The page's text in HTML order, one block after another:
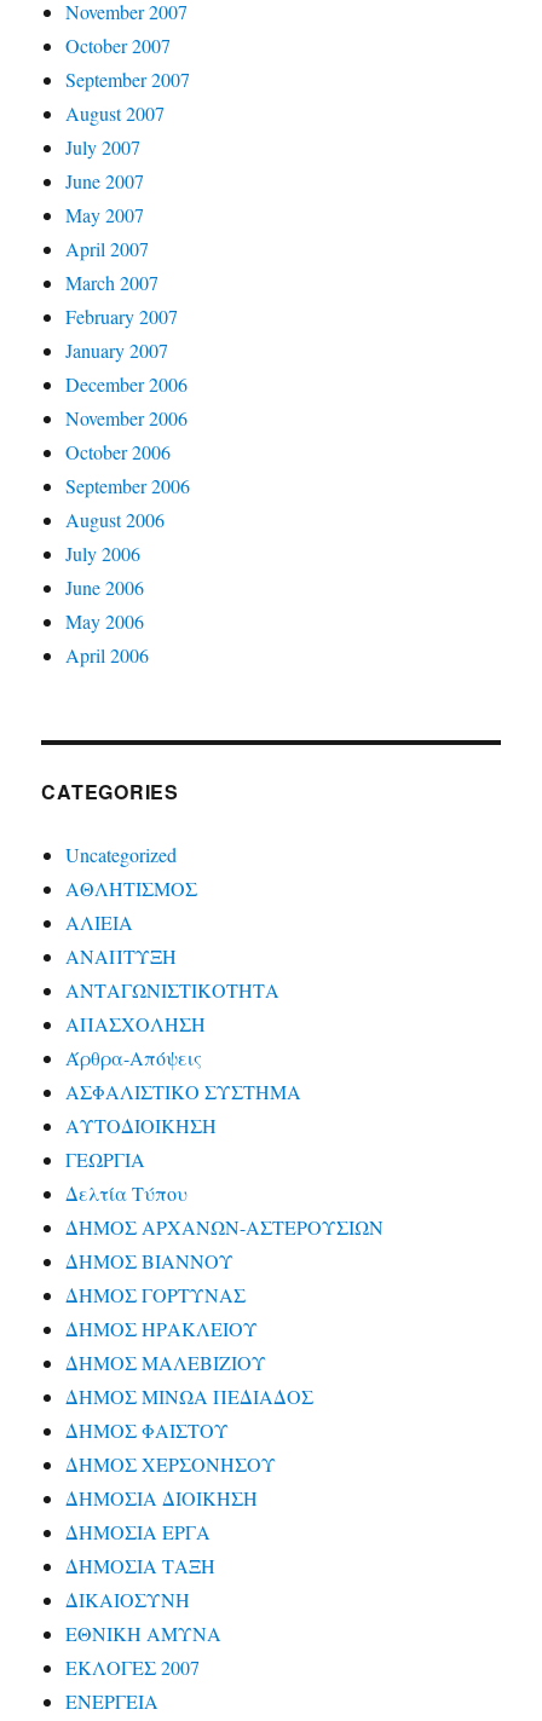
November 2007
October 2007
September 2007
August 2007
July 2007
June 2007
May 2007
April 2007
March 2007
February 2007
January 2007
December 2006
November 2006
October 2006
September 2006
August 2006
July 2006
June 2006
May 2006
April 2006
CATEGORIES
Uncategorized
ΑΘΛΗΤΙΣΜΟΣ
ΑΛΙΕΙΑ
ΑΝΑΠΤΥΞΗ
ΑΝΤΑΓΩΝΙΣΤΙΚΟΤΗΤΑ
ΑΠΑΣΧΟΛΗΣΗ
Άρθρα-Απόψεις
ΑΣΦΑΛΙΣΤΙΚΟ ΣΥΣΤΗΜΑ
ΑΥΤΟΔΙΟΙΚΗΣΗ
ΓΕΩΡΓΙΑ
Δελτία Τύπου
ΔΗΜΟΣ ΑΡΧΑΝΩΝ-ΑΣΤΕΡΟΥΣΙΩΝ
ΔΗΜΟΣ ΒΙΑΝΝΟΥ
ΔΗΜΟΣ ΓΟΡΤΥΝΑΣ
ΔΗΜΟΣ ΗΡΑΚΛΕΙΟΥ
ΔΗΜΟΣ ΜΑΛΕΒΙΖΙΟΥ
ΔΗΜΟΣ ΜΙΝΩΑ ΠΕΔΙΑΔΟΣ
ΔΗΜΟΣ ΦΑΙΣΤΟΥ
ΔΗΜΟΣ ΧΕΡΣΟΝΗΣΟΥ
ΔΗΜΟΣΙΑ ΔΙΟΙΚΗΣΗ
ΔΗΜΟΣΙΑ ΕΡΓΑ
ΔΗΜΟΣΙΑ ΤΑΞΗ
ΔΙΚΑΙΟΣΥΝΗ
ΕΘΝΙΚΗ ΑΜΥΝΑ
ΕΚΛΟΓΕΣ 2007
ΕΝΕΡΓΕΙΑ